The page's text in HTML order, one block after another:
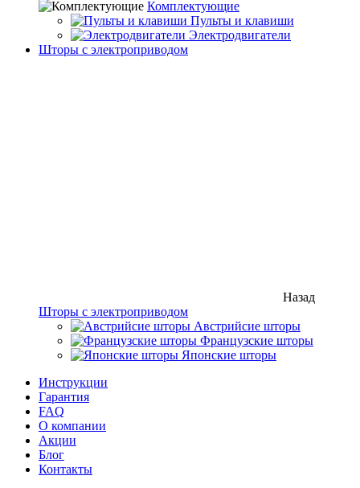
Комплектующие
Пульты и клавиши
Электродвигатели
Шторы с электроприводом
Назад
Шторы с электроприводом
Австрийсие шторы
Французские шторы
Японские шторы
Инструкции
Гарантия
FAQ
О компании
Акции
Блог
Контакты